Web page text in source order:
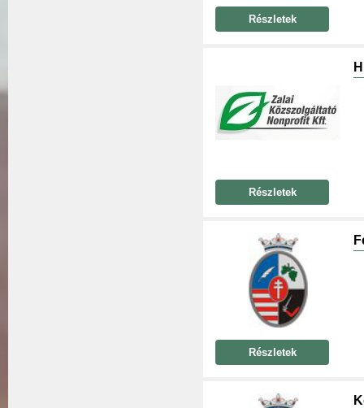
Részletek
Részletek
Részletek